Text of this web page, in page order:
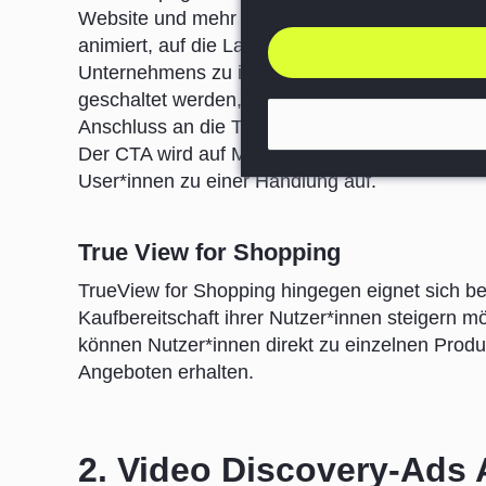
Website und mehr Conversions generieren
animiert, auf die Landingpage des
Unternehmens zu informieren oder einen
geschaltet werden, die während des
Anschluss an die Trueview Videoanzeige
Der CTA wird auf Mobilgeräten für 5
User*innen zu einer Handlung auf.
True View for Shopping
TrueView for Shopping hingegen eignet sich
Kaufbereitschaft ihrer Nutzer*innen steigern
können Nutzer*innen direkt zu einzelnen
Angeboten erhalten.
2. Video Discovery-Ads